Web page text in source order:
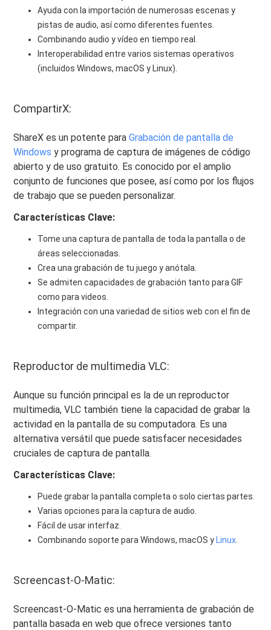
Ayuda con la importación de numerosas escenas y
pistas de audio, así como diferentes fuentes.
Combinando audio y vídeo en tiempo real.
Interoperabilidad entre varios sistemas operativos
(incluidos Windows, macOS y Linux).
CompartirX:
ShareX es un potente paraGrabación de pantalla de
Windows y programa de captura de imágenes de código
abierto y de uso gratuito. Es conocido por el amplio
conjunto de funciones que posee, así como por los flujos
de trabajo que se pueden personalizar.
Características Clave:
Tome una captura de pantalla de toda la pantalla o de
áreas seleccionadas.
Crea una grabación de tu juego y anótala.
Se admiten capacidades de grabación tanto para GIF
como para videos.
Integración con una variedad de sitios web con el fin de
compartir.
Reproductor de multimedia VLC:
Aunque su función principal es la de un reproductor
multimedia, VLC también tiene la capacidad de grabar la
actividad en la pantalla de su computadora. Es una
alternativa versátil que puede satisfacer necesidades
cruciales de captura de pantalla.
Características Clave:
Puede grabar la pantalla completa o solo ciertas partes.
Varias opciones para la captura de audio.
Fácil de usar interfaz.
Combinando soporte para Windows, macOS y Linux
Screencast-O-Matic:
Screencast-O-Matic es una herramienta de grabación de
pantalla basada en web que ofrece versiones tanto